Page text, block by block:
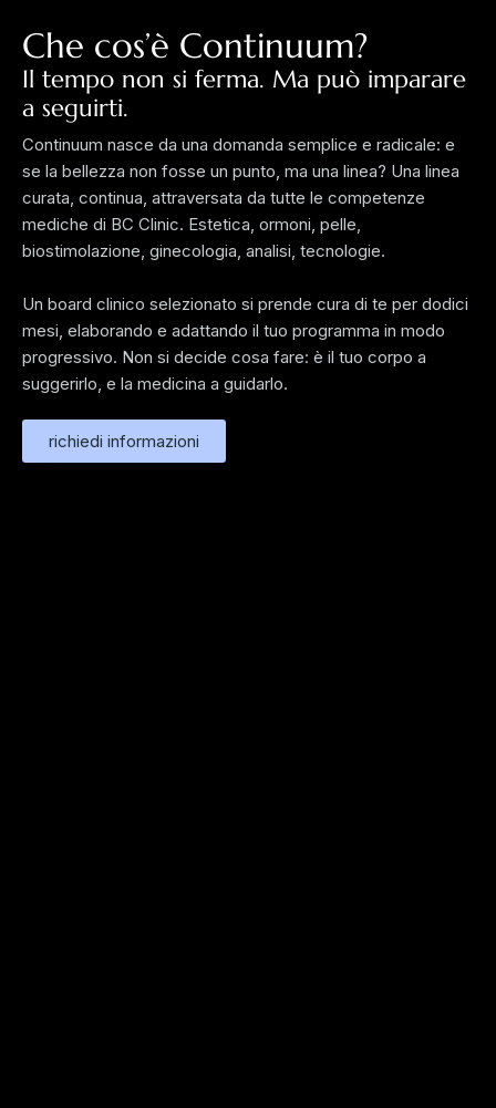
Che cos’è Continuum?
Il tempo non si ferma. Ma può imparare
a seguirti.
Continuum nasce da una domanda semplice e radicale: e
se la bellezza non fosse un punto, ma una linea? Una linea
curata, continua, attraversata da tutte le competenze
mediche di BC Clinic. Estetica, ormoni, pelle,
biostimolazione, ginecologia, analisi, tecnologie.
Un board clinico selezionato si prende cura di te per dodici
mesi, elaborando e adattando il tuo programma in modo
progressivo. Non si decide cosa fare: è il tuo corpo a
suggerirlo, e la medicina a guidarlo.
richiedi informazioni